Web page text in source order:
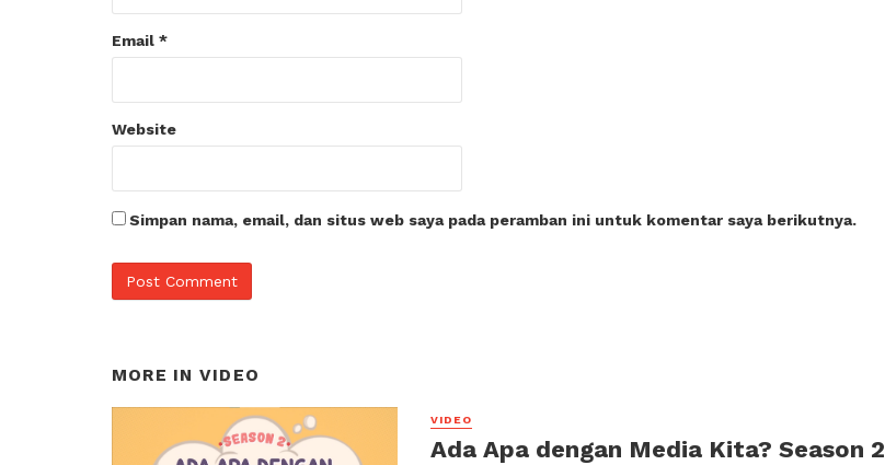
Email *
Website
Simpan nama, email, dan situs web saya pada peramban ini untuk komentar saya berikutnya.
MORE IN VIDEO
VIDEO
Ada Apa dengan Media Kita? Season 2